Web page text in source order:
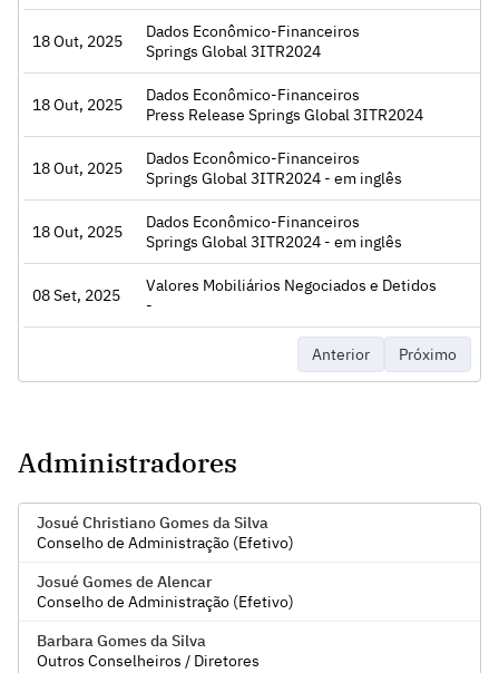
18 Out, 2025
Dados Econômico-Financeiros
Springs Global 3ITR2024
Acessar
18 Out, 2025
Dados Econômico-Financeiros
Press Release Springs Global 3ITR2024
Acessar
18 Out, 2025
Dados Econômico-Financeiros
Springs Global 3ITR2024 - em inglês
Acessar
18 Out, 2025
Dados Econômico-Financeiros
Springs Global 3ITR2024 - em inglês
Acessar
08 Set, 2025
Valores Mobiliários Negociados e Detidos
-
Acessar
Anterior Próximo
Administradores
Josué Christiano Gomes da Silva
Conselho de Administração (Efetivo)
Josué Gomes de Alencar
Conselho de Administração (Efetivo)
Barbara Gomes da Silva
Outros Conselheiros / Diretores